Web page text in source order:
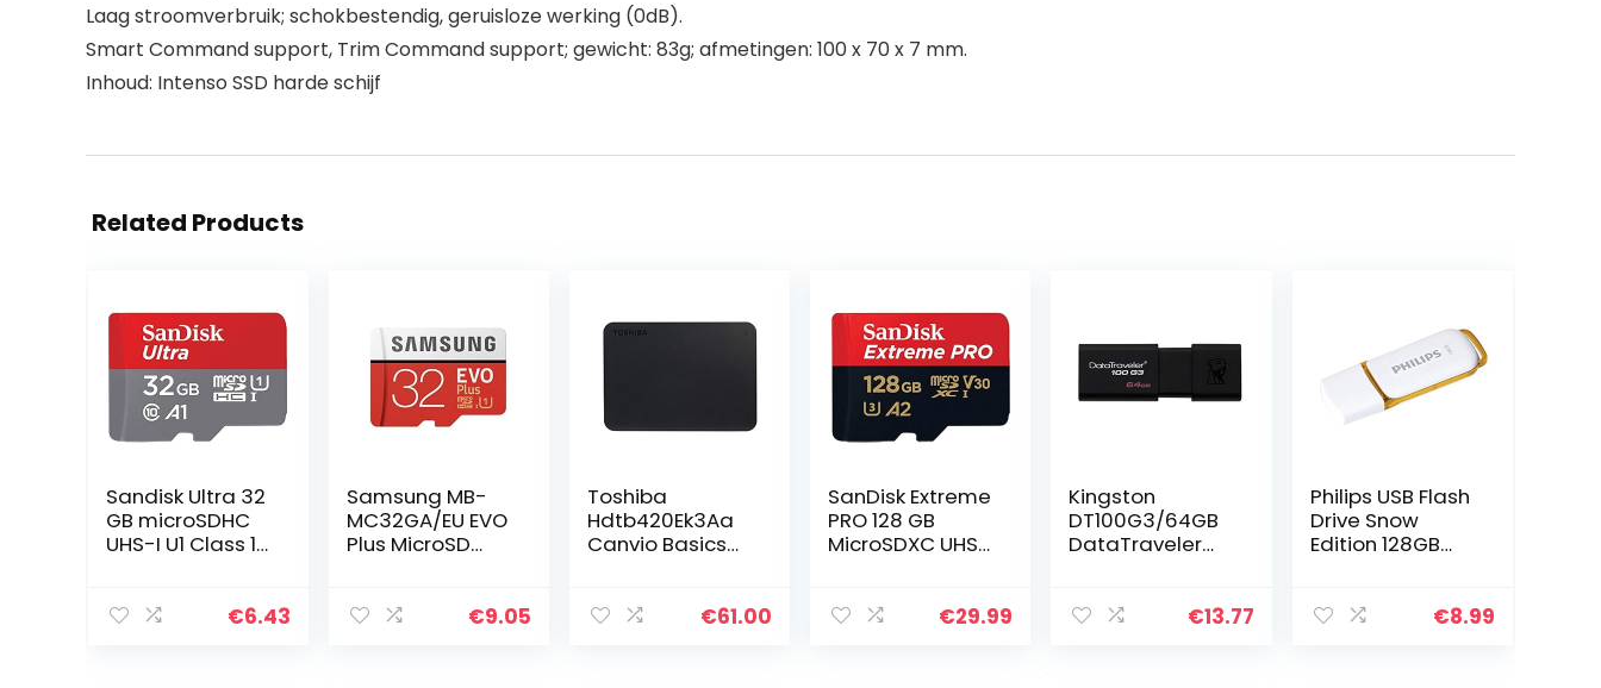
Laag stroomverbruik; schokbestendig, geruisloze werking (0dB).
Smart Command support, Trim Command support; gewicht: 83g; afmetingen: 100 x 70 x 7 mm.
Inhoud: Intenso SSD harde schijf
Related Products
Sandisk Ultra 32
GB microSDHC
UHS-I U1 Class 10
tot 120 MB/s
€6.43
Samsung MB-
MC32GA/EU EVO
Plus MicroSD
Adapter, 32GB,
€9.05
Toshiba
Hdtb420Ek3Aa
Canvio Basics
Schijf, Current
€61.00
SanDisk Extreme
PRO 128 GB
MicroSDXC UHS‐
Performance, 2
€29.99
Kingston
DT100G3/64GB
DataTraveler
64 GB, zwart€13.77
Philips USB Flash
Drive Snow
Edition 128GB
Ondersteunt€8.99